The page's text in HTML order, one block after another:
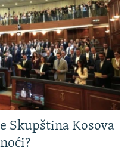
Skupština Kosova